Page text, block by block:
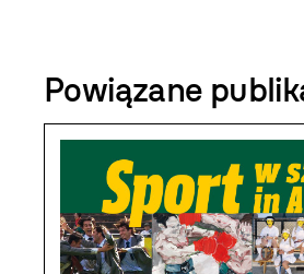
Powiązane